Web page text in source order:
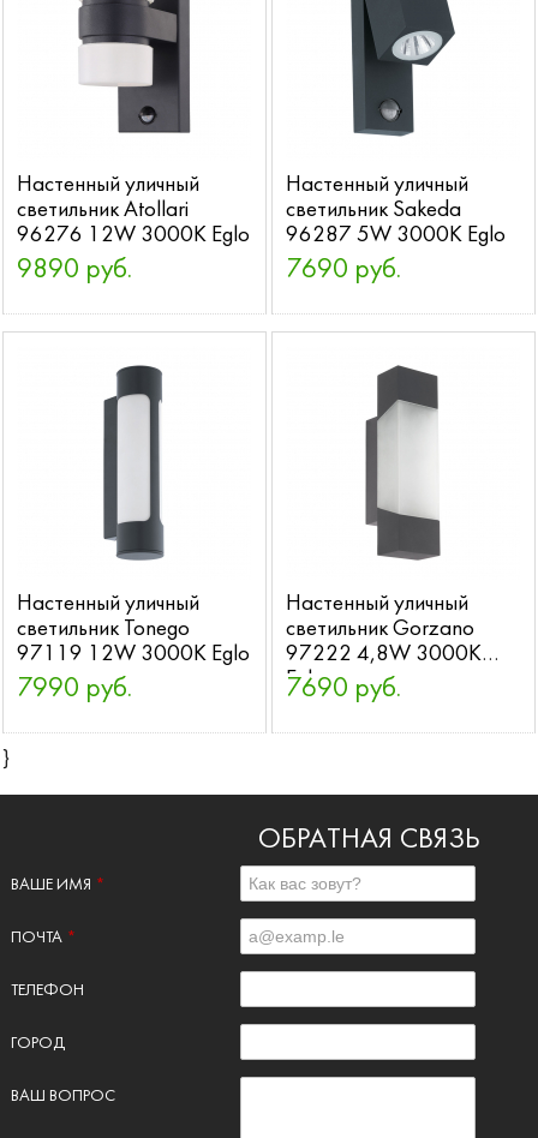
Настенный уличный
светильник Atollari
96276 12W 3000K Eglo
9890 руб.
Настенный уличный
светильник Sakeda
96287 5W 3000K Eglo
7690 руб.
Настенный уличный
светильник Tonego
97119 12W 3000K Eglo
7990 руб.
Настенный уличный
светильник Gorzano
97222 4,8W 3000K
Eglo
7690 руб.
}
ОБРАТНАЯ СВЯЗЬ
ВАШЕ ИМЯ *
ПОЧТА *
ТЕЛЕФОН
ГОРОД
ВАШ ВОПРОС